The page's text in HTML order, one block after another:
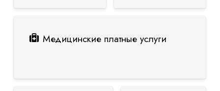
Медицинские платные услуги